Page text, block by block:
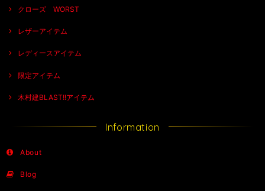
クローズ WORST
レザーアイテム
レディースアイテム
限定アイテム
木村建BLAST!!アイテム
Information
About
Blog